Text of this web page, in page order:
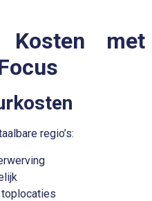
Kosten met
regio’s: